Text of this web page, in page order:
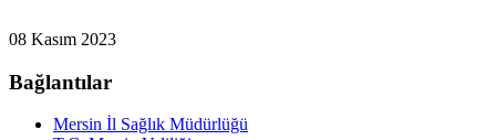
08 Kasım 2023
Bağlantılar
Mersin İl Sağlık Müdürlüğü